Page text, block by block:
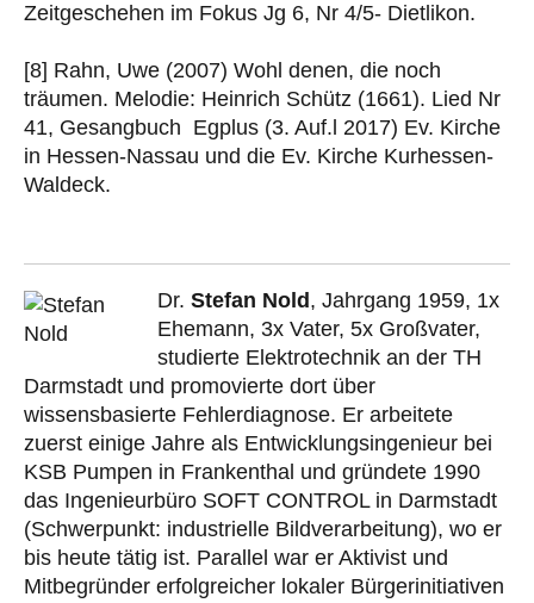
Zeitgeschehen im Fokus Jg 6, Nr 4/5- Dietlikon.
[8] Rahn, Uwe (2007) Wohl denen, die noch
träumen. Melodie: Heinrich Schütz (1661). Lied Nr
41, Gesangbuch Egplus (3. Auf.l 2017) Ev. Kirche
in Hessen-Nassau und die Ev. Kirche Kurhessen-
Waldeck.
Dr. Stefan Nold , Jahrgang 1959, 1x
Ehemann, 3x Vater, 5x Großvater,
studierte Elektrotechnik an der TH
Darmstadt und promovierte dort über
wissensbasierte Fehlerdiagnose. Er arbeitete
zuerst einige Jahre als Entwicklungsingenieur bei
KSB Pumpen in Frankenthal und gründete 1990
das Ingenieurbüro SOFT CONTROL in Darmstadt
(Schwerpunkt: industrielle Bildverarbeitung), wo er
bis heute tätig ist. Parallel war er Aktivist und
Mitbegründer erfolgreicher lokaler Bürgerinitiativen